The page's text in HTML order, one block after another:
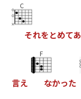
C
それをとめてあ
言え
F
なかった